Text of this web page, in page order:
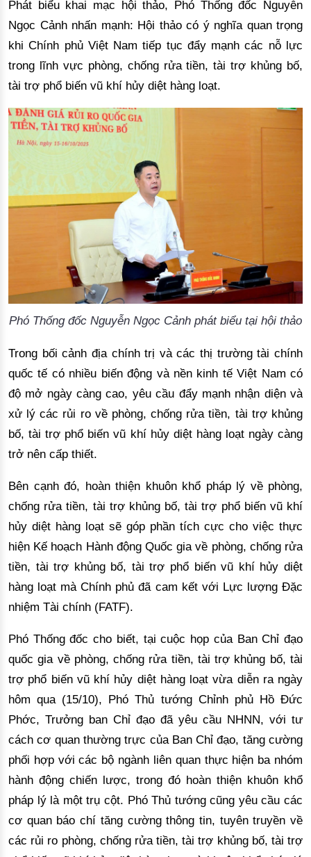
Phát biểu khai mạc hội thảo, Phó Thống đốc Nguyễn
Ngọc Cảnh nhấn mạnh: Hội thảo có ý nghĩa quan trọng
khi Chính phủ Việt Nam tiếp tục đẩy mạnh các nỗ lực
trong lĩnh vực phòng, chống rửa tiền, tài trợ khủng bố,
tài trợ phổ biến vũ khí hủy diệt hàng loạt.
Phó Thống đốc Nguyễn Ngọc Cảnh phát biểu tại hội thảo
Trong bối cảnh địa chính trị và các thị trường tài chính
quốc tế có nhiều biến động và nền kinh tế Việt Nam có
độ mở ngày càng cao, yêu cầu đẩy mạnh nhận diện và
xử lý các rủi ro về phòng, chống rửa tiền, tài trợ khủng
bố, tài trợ phổ biến vũ khí hủy diệt hàng loạt ngày càng
trở nên cấp thiết.
Bên cạnh đó, hoàn thiện khuôn khổ pháp lý về phòng,
chống rửa tiền, tài trợ khủng bố, tài trợ phổ biến vũ khí
hủy diệt hàng loạt sẽ góp phần tích cực cho việc thực
hiện Kế hoạch Hành động Quốc gia về phòng, chống rửa
tiền, tài trợ khủng bố, tài trợ phổ biến vũ khí hủy diệt
hàng loạt mà Chính phủ đã cam kết với Lực lượng Đặc
nhiệm Tài chính (FATF).
Phó Thống đốc cho biết, tại cuộc họp của Ban Chỉ đạo
quốc gia về phòng, chống rửa tiền, tài trợ khủng bố, tài
trợ phổ biến vũ khí hủy diệt hàng loạt vừa diễn ra ngày
hôm qua (15/10), Phó Thủ tướng Chỉnh phủ Hồ Đức
Phớc, Trưởng ban Chỉ đạo đã yêu cầu NHNN, với tư
cách cơ quan thường trực của Ban Chỉ đạo, tăng cường
phối hợp với các bộ ngành liên quan thực hiện ba nhóm
hành động chiến lược, trong đó hoàn thiện khuôn khổ
pháp lý là một trụ cột. Phó Thủ tướng cũng yêu cầu các
cơ quan báo chí tăng cường thông tin, tuyên truyền về
các rủi ro phòng, chống rửa tiền, tài trợ khủng bố, tài trợ